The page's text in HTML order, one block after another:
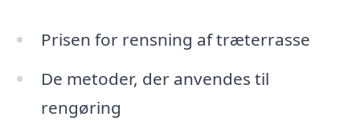
Prisen for rensning af træterrasse
De metoder, der anvendes til
rengøring